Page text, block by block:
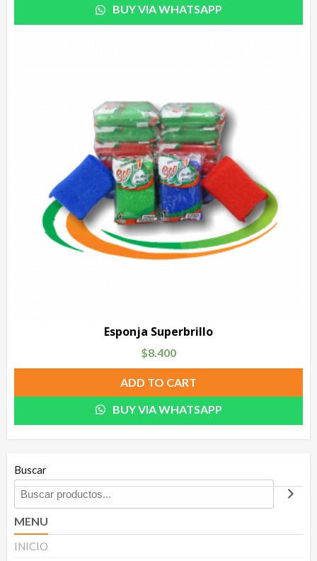
BUY VIA WHATSAPP
Esponja Superbrillo
$8.400
ADD TO CART
BUY VIA WHATSAPP
Buscar
MENU
INICIO